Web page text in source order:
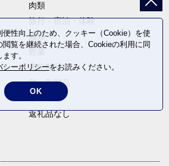
肉類
旅行・宿泊・体験
麺類
電化製品
卵・乳製品
返礼品なし
性向上のため、クッキー（Cookie）を使
覧を継続された場合、Cookieの利用に同
す。
シーポリシーをお読みください。
OK